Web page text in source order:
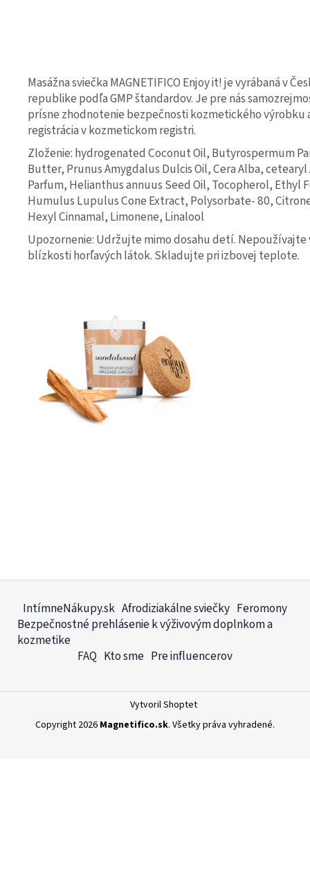
Masážna sviečka MAGNETIFICO Enjoy it! je vyrábaná v
republike podľa GMP štandardov. Je pre nás
prísne zhodnotenie bezpečnosti kozmetického výrobku
registrácia v kozmetickom registri.
Zloženie: hydrogenated Coconut Oil, Butyrospermum
Butter, Prunus Amygdalus Dulcis Oil, Cera Alba,
Parfum, Helianthus annuus Seed Oil, Tocopherol, Ethyl
Humulus Lupulus Cone Extract, Polysorbate- 80,
Hexyl Cinnamal, Limonene, Linalool
Upozornenie: Udržujte mimo dosahu detí. Nepoužívajte
blízkosti horľavých látok. Skladujte pri izbovej teplote.
Z
e
IntímneNákupy.sk Afrodiziakálne sviečky Feromony
Bezpečnostné prehlásenie k výživovým doplnkom a
kozmetike
FAQ Kto sme Pre influencerov
Vytvoril Shoptet
Copyright 2026 Magnetifico.sk. Všetky práva vyhradené.